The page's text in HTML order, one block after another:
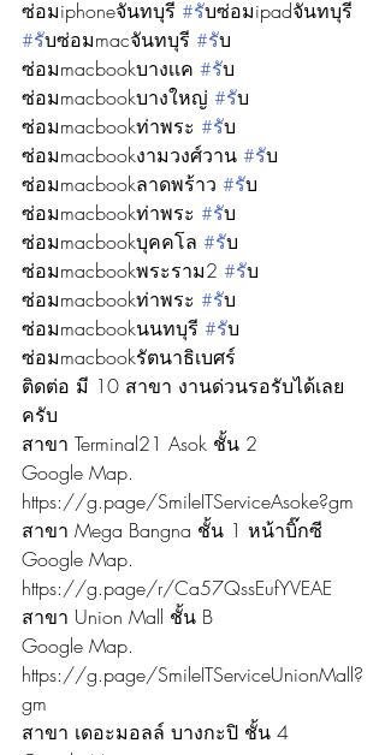
ซ่อมiphoneจันทบุรี #รับซ่อมipadจันทบุรี
#รับซ่อมmacจันทบุรี #รับ
ซ่อมmacbookบางเเค #รับ
ซ่อมmacbookบางใหญ่ #รับ
ซ่อมmacbookท่าพระ #รับ
ซ่อมmacbookงามวงศ์วาน #รับ
ซ่อมmacbookลาดพร้าว #รับ
ซ่อมmacbookท่าพระ #รับ
ซ่อมmacbookบุคคโล #รับ
ซ่อมmacbookพระราม2 #รับ
ซ่อมmacbookท่าพระ #รับ
ซ่อมmacbookนนทบุรี #รับ
ซ่อมmacbookรัตนาธิเบศร์
ติดต่อ มี 10 สาขา งานด่วนรอรับได้เลย
ครับ
สาขา Terminal21 Asok ชั้น 2
Google Map.
https://g.page/SmileITServiceAsoke?gm
สาขา Mega Bangna ชั้น 1 หน้าบิ๊กซี
Google Map.
https://g.page/r/Ca57QssEufYVEAE
สาขา Union Mall ชั้น B
Google Map.
https://g.page/SmileITServiceUnionMall?
gm
สาขา เดอะมอลล์ บางกะปิ ชั้น 4